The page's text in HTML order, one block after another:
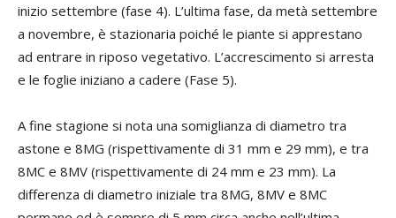
inizio settembre (fase 4). L’ultima fase, da metà settembre
a novembre, è stazionaria poiché le piante si apprestano
ad entrare in riposo vegetativo. L’accrescimento si arresta
e le foglie iniziano a cadere (Fase 5).
A fine stagione si nota una somiglianza di diametro tra
astone e 8MG (rispettivamente di 31 mm e 29 mm), e tra
8MC e 8MV (rispettivamente di 24 mm e 23 mm). La
differenza di diametro iniziale tra 8MG, 8MV e 8MC